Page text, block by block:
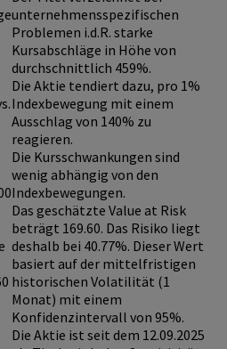
unternehmensspezifischen
Problemen i.d.R. starke
Kursabschläge in Höhe von
durchschnittlich 459%.
Die Aktie tendiert dazu, pro 1%
Indexbewegung mit einem
Ausschlag von 140% zu
reagieren.
Die Kursschwankungen sind
wenig abhängig von den
Indexbewegungen.
Das geschätzte Value at Risk
beträgt 169.60. Das Risiko liegt
deshalb bei 40.77%. Dieser Wert
basiert auf der mittelfristigen
historischen Volatilität (1
Monat) mit einem
Konfidenzintervall von 95%.
Die Aktie ist seit dem 12.09.2025